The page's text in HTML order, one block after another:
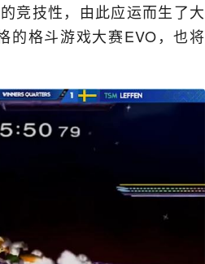
竞技性，由此应运而生了大
的格斗游戏大赛EVO，也将